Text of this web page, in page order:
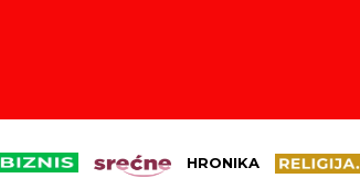
HRONIKA